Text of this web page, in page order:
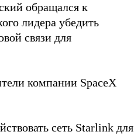
обращался к
лидера убедить
связи для
компании SpaceX
сеть Starlink для